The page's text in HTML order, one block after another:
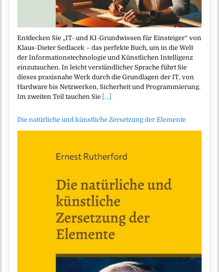
Entdecken Sie „IT- und KI-Grundwissen für Einsteiger“ von
Klaus-Dieter Sedlacek – das perfekte Buch, um in die Welt
der Informationstechnologie und Künstlichen Intelligenz
einzutauchen. In leicht verständlicher Sprache führt Sie
dieses praxisnahe Werk durch die Grundlagen der IT, von
Hardware bis Netzwerken, Sicherheit und Programmierung.
Im zweiten Teil tauchen Sie [...]
Die natürliche und künstliche Zersetzung der Elemente